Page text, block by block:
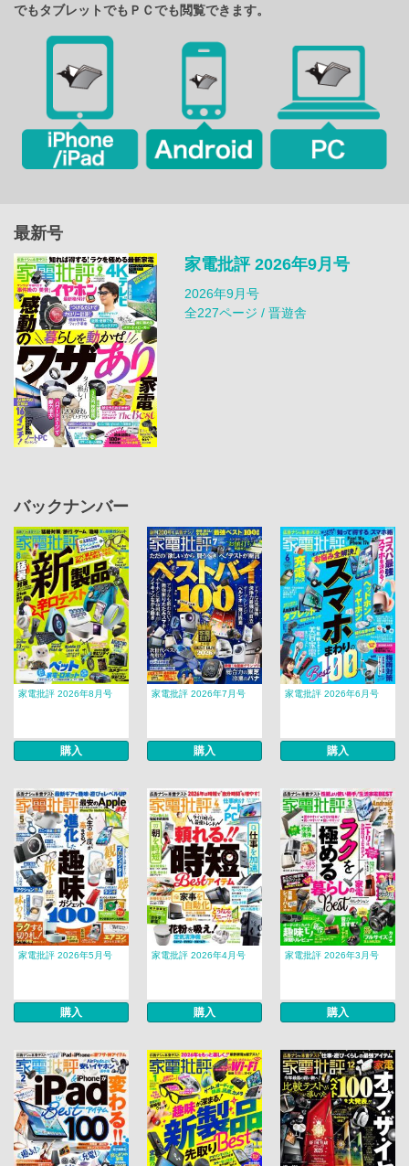
でもタブレットでもＰＣでも閲覧できます。
最新号
家電批評 2026年9月号
2026年9月号
全227ページ / 晋遊舎
バックナンバー
家電批評 2026年8月号
購入
家電批評 2026年7月号
購入
家電批評 2026年6月号
購入
家電批評 2026年5月号
購入
家電批評 2026年4月号
購入
家電批評 2026年3月号
購入